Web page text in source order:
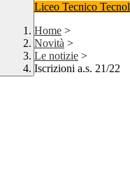
Liceo Tecnico
Home >
Novità >
Le notizie >
Iscrizioni a.s. 21/22